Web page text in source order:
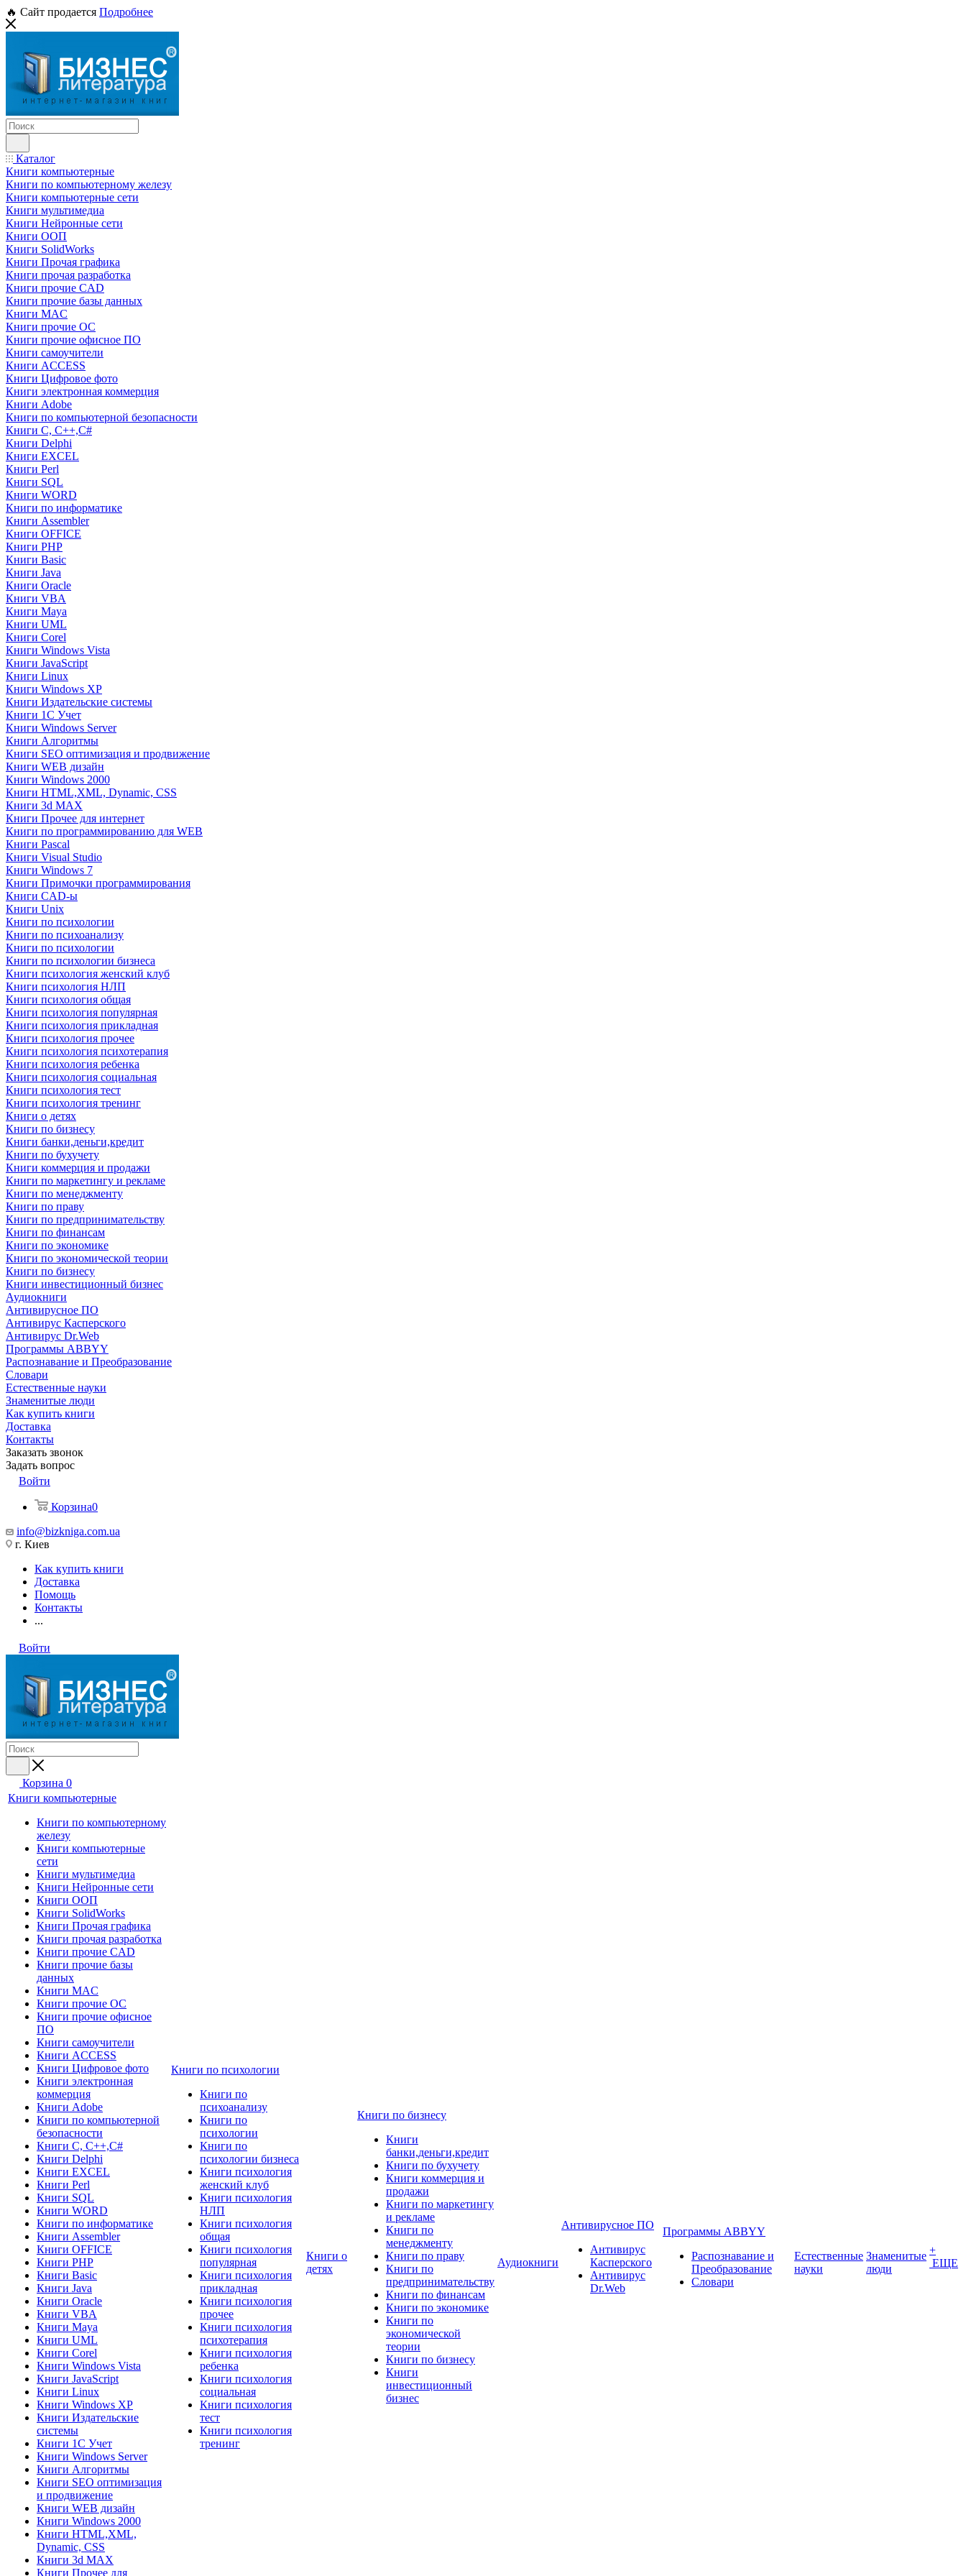
🔥 Сайт продается Подробнее
Каталог
Книги компьютерные
Книги по компьютерному железу
Книги компьютерные сети
Книги мультимедиа
Книги Нейронные сети
Книги ООП
Книги SolidWorks
Книги Прочая графика
Книги прочая разработка
Книги прочие CAD
Книги прочие базы данных
Книги MAC
Книги прочие ОС
Книги прочие офисное ПО
Книги самоучители
Книги ACCESS
Книги Цифровое фото
Книги электронная коммерция
Книги Adobe
Книги по компьютерной безопасности
Книги C, C++,С#
Книги Delphi
Книги EXCEL
Книги Perl
Книги SQL
Книги WORD
Книги по информатике
Книги Assembler
Книги OFFICE
Книги PHP
Книги Basic
Книги Java
Книги Oracle
Книги VBA
Книги Maya
Книги UML
Книги Corel
Книги Windows Vista
Книги JavaScript
Книги Linux
Книги Windows XP
Книги Издательские системы
Книги 1C Учет
Книги Windows Server
Книги Алгоритмы
Книги SEO оптимизация и продвижение
Книги WEB дизайн
Книги Windows 2000
Книги HTML,XML, Dynamic, CSS
Книги 3d MAX
Книги Прочее для интернет
Книги по программированию для WEB
Книги Pascal
Книги Visual Studio
Книги Windows 7
Книги Примочки программирования
Книги CAD-ы
Книги Unix
Книги по психологии
Книги по психоанализу
Книги по психологии
Книги по психологии бизнеса
Книги психология женский клуб
Книги психология НЛП
Книги психология общая
Книги психология популярная
Книги психология прикладная
Книги психология прочее
Книги психология психотерапия
Книги психология ребенка
Книги психология социальная
Книги психология тест
Книги психология тренинг
Книги о детях
Книги по бизнесу
Книги банки,деньги,кредит
Книги по бухучету
Книги коммерция и продажи
Книги по маркетингу и рекламе
Книги по менеджменту
Книги по праву
Книги по предпринимательству
Книги по финансам
Книги по экономике
Книги по экономической теории
Книги по бизнесу
Книги инвестиционный бизнес
Аудиокниги
Антивирусное ПО
Антивирус Касперского
Антивирус Dr.Web
Программы ABBYY
Распознавание и Преобразование
Словари
Естественные науки
Знаменитые люди
Как купить книги
Доставка
Контакты
Заказать звонок
Задать вопрос
Войти
Корзина0
info@bizkniga.com.ua
г. Киев
Как купить книги
Доставка
Помощь
Контакты
...
Войти
Корзина 0
Книги компьютерные
Книги по компьютерному
железу
Книги компьютерные
сети
Книги мультимедиа
Книги Нейронные сети
Книги ООП
Книги SolidWorks
Книги Прочая графика
Книги прочая разработка
Книги прочие CAD
Книги прочие базы
данных
Книги MAC
Книги прочие ОС
Книги прочие офисное
ПО
Книги самоучители
Книги ACCESS
Книги Цифровое фото
Книги электронная
коммерция
Книги Adobe
Книги по компьютерной
безопасности
Книги C, C++,С#
Книги Delphi
Книги EXCEL
Книги Perl
Книги SQL
Книги WORD
Книги по информатике
Книги Assembler
Книги OFFICE
Книги PHP
Книги Basic
Книги Java
Книги Oracle
Книги VBA
Книги Maya
Книги UML
Книги Corel
Книги Windows Vista
Книги JavaScript
Книги Linux
Книги Windows XP
Книги Издательские
системы
Книги 1C Учет
Книги Windows Server
Книги Алгоритмы
Книги SEO оптимизация
и продвижение
Книги WEB дизайн
Книги Windows 2000
Книги HTML,XML,
Dynamic, CSS
Книги 3d MAX
Книги Прочее для
Книги по психологии
Книги по
психоанализу
Книги по
психологии
Книги по
психологии бизнеса
Книги психология
женский клуб
Книги психология
НЛП
Книги психология
общая
Книги психология
популярная
Книги психология
прикладная
Книги психология
прочее
Книги психология
психотерапия
Книги психология
ребенка
Книги психология
социальная
Книги психология
тест
Книги психология
тренинг
Книги о
детях
Книги по бизнесу
Книги
банки,деньги,кредит
Книги по бухучету
Книги коммерция и
продажи
Книги по маркетингу
и рекламе
Книги по
менеджменту
Книги по праву
Книги по
предпринимательству
Книги по финансам
Книги по экономике
Книги по
экономической
теории
Книги по бизнесу
Книги
инвестиционный
бизнес
Аудиокниги
Антивирусное ПО
Антивирус
Касперского
Антивирус
Dr.Web
Программы ABBYY
Распознавание и
Преобразование
Словари
Естественные
науки
Знаменитые
люди
+
ЕЩЕ